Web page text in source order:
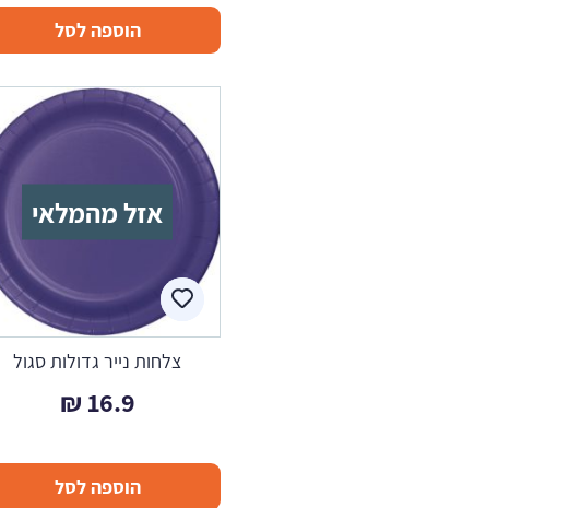
הוספה לסל
אזל מהמלאי
צלחות נייר גדולות סגול
16.9
₪
הוספה לסל